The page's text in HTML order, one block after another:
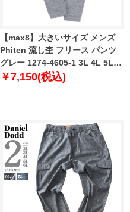
【max8】大きいサイズ メンズ
Phiten 流し杢 フリース パンツ
グレー 1274-4605-1 3L 4L 5L
6L 8L
￥7,150(税込)